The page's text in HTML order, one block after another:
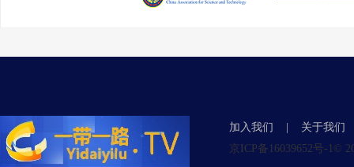
加入我们
关于我们
京ICP备16039652号-1©